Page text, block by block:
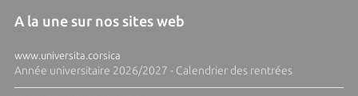
A la une sur nos sites web
www.universita.corsica
Année universitaire 2026/2027 - Calendrier des rentrées